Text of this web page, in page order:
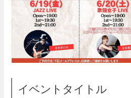
イベントタイトル